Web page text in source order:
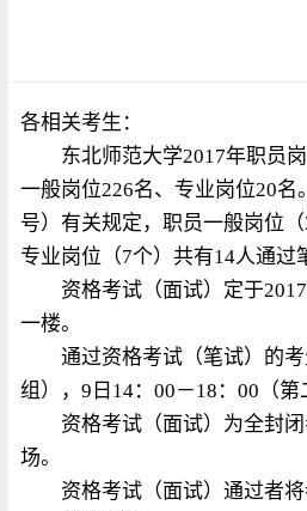
各相关考生：
东北师范大学2017年职员岗
一般岗位226名、专业岗位20
号）有关规定，职员一般岗位
专业岗位（7个）共有14人通过
资格考试（面试）定于2017
一楼。
通过资格考试（笔试）的考
组），9日14：00－18：00（
资格考试（面试）为全封闭
场。
资格考试（面试）通过者将